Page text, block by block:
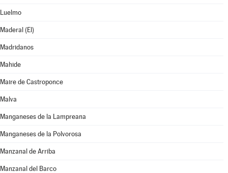
Luelmo
Maderal (El)
Madridanos
Mahide
Maire de Castroponce
Malva
Manganeses de la Lampreana
Manganeses de la Polvorosa
Manzanal de Arriba
Manzanal del Barco